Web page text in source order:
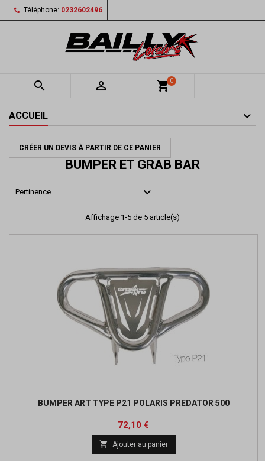
Téléphone: 0232602496
  shopping_cart0
ACCUEIL
CRÉER UN DEVIS À PARTIR DE CE PANIER
BUMPER ET GRAB BAR
Pertinence 
Affichage 1-5 de 5 article(s)
BUMPER ART TYPE P21 POLARIS PREDATOR 500
Prix
72,10 €
base
 Ajouter au panier